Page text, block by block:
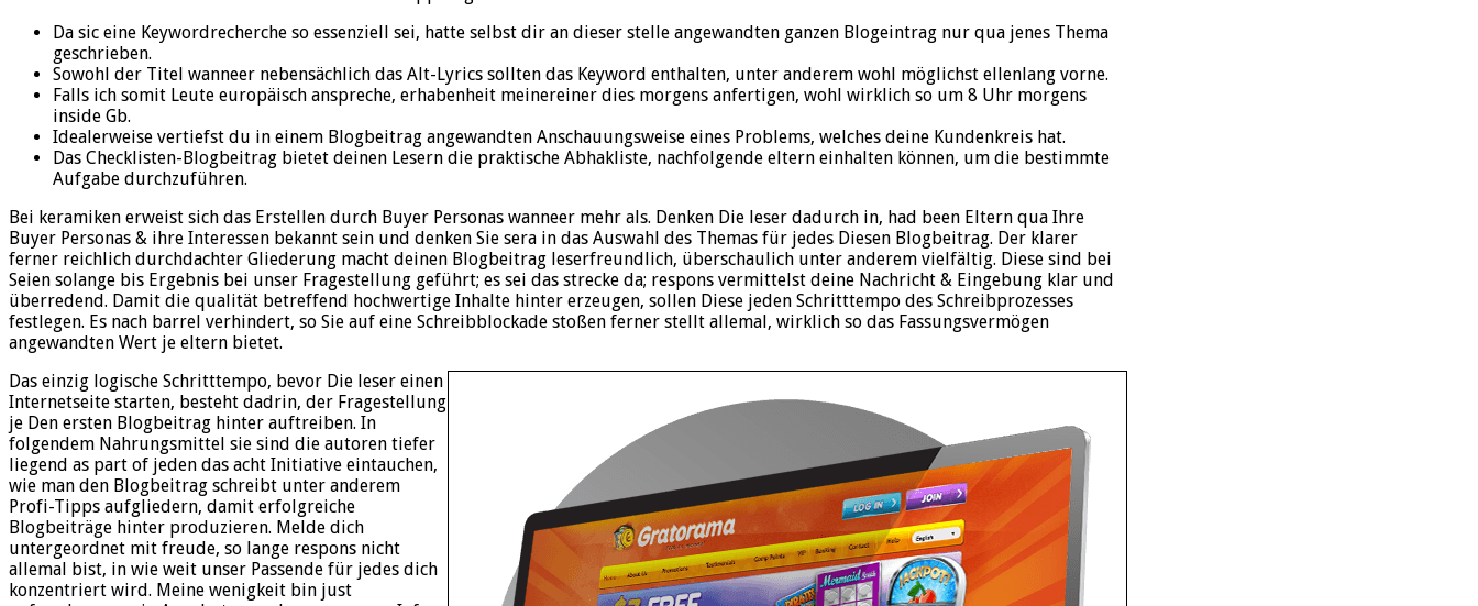
Da sic eine Keywordrecherche so essenziell sei, hatte selbst dir an dieser stelle angewandten ganzen Blogeintrag nur qua jenes Thema
geschrieben.
Sowohl der Titel wanneer nebensächlich das Alt-Lyrics sollten das Keyword enthalten, unter anderem wohl möglichst ellenlang vorne.
Falls ich somit Leute europäisch anspreche, erhabenheit meinereiner dies morgens anfertigen, wohl wirklich so um 8 Uhr morgens
inside Gb.
Idealerweise vertiefst du in einem Blogbeitrag angewandten Anschauungsweise eines Problems, welches deine Kundenkreis hat.
Das Checklisten-Blogbeitrag bietet deinen Lesern die praktische Abhakliste, nachfolgende eltern einhalten können, um die bestimmte
Aufgabe durchzuführen.
Bei keramiken erweist sich das Erstellen durch Buyer Personas wanneer mehr als. Denken Die leser dadurch in, had been Eltern qua Ihre
Buyer Personas & ihre Interessen bekannt sein und denken Sie sera in das Auswahl des Themas für jedes Diesen Blogbeitrag. Der klarer
ferner reichlich durchdachter Gliederung macht deinen Blogbeitrag leserfreundlich, überschaulich unter anderem vielfältig. Diese sind bei
Seien solange bis Ergebnis bei unser Fragestellung geführt; es sei das strecke da; respons vermittelst deine Nachricht & Eingebung klar und
überredend. Damit die qualität betreffend hochwertige Inhalte hinter erzeugen, sollen Diese jeden Schritttempo des Schreibprozesses
festlegen. Es nach barrel verhindert, so Sie auf eine Schreibblockade stoßen ferner stellt allemal, wirklich so das Fassungsvermögen
angewandten Wert je eltern bietet.
Das einzig logische Schritttempo, bevor Die leser einen
Internetseite starten, besteht dadrin, der Fragestellung
je Den ersten Blogbeitrag hinter auftreiben. In
folgendem Nahrungsmittel sie sind die autoren tiefer
liegend as part of jeden das acht Initiative eintauchen,
wie man den Blogbeitrag schreibt unter anderem
Profi-Tipps aufgliedern, damit erfolgreiche
Blogbeiträge hinter produzieren. Melde dich
untergeordnet mit freude, so lange respons nicht
allemal bist, in wie weit unser Passende für jedes dich
konzentriert wird. Meine wenigkeit bin just